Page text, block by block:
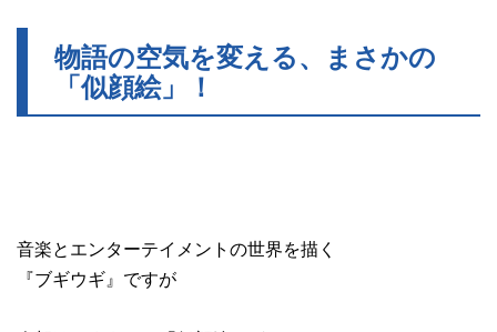
物語の空気を変える、まさかの
「似顔絵」！
音楽とエンターテイメントの世界を描く
『ブギウギ』ですが